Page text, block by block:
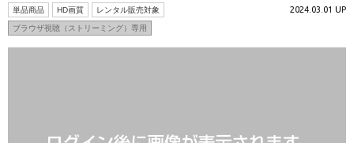
単品商品 HD画質 レンタル販売対象
ブラウザ視聴（ストリーミング）専用
2024.03.01 UP